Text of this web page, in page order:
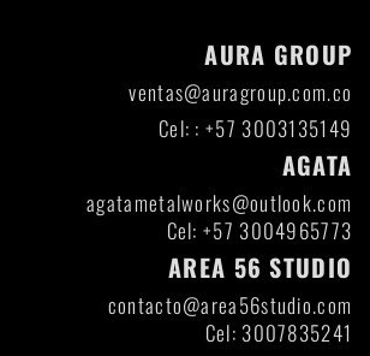
AURA GROUP
ventas@auragroup.com.co
Cel: : +57 3003135149
AGATA
agatametalworks@outlook.com
Cel: +57 3004965773
AREA 56 STUDIO
contacto@area56studio.com
Cel: 3007835241